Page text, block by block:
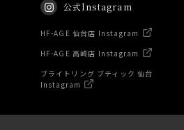
公式Instagram
HF-AGE 仙台店 Instagram
HF-AGE 高崎店 Instagram
ブライトリング ブティック 仙台
Instagram